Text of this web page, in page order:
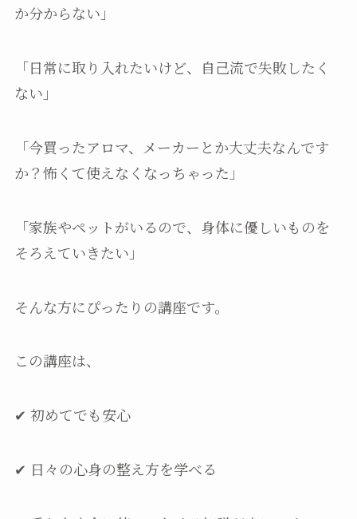
か分からない」
「日常に取り入れたいけど、自己流で失敗したく
ない」
「今買ったアロマ、メーカーとか大丈夫なんです
か？怖くて使えなくなっちゃった」
「家族やペットがいるので、身体に優しいものを
そろえていきたい」
そんな方にぴったりの講座です。
この講座は、
✔ 初めてでも安心
✔ 日々の心身の整え方を学べる